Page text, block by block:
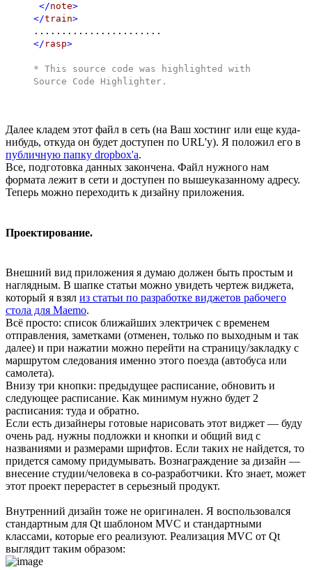
</note>
</train>
.......................
</ rasp>
* This source code was highlighted with
Source Code Highlighter .
Далее кладем этот файл в сеть (на Ваш хостинг или еще куда-
нибудь, откуда он будет доступен по URL'у). Я положил его в
публичную папку dropbox'a.
Все, подготовка данных закончена. Файл нужного нам
формата лежит в сети и доступен по вышеуказанному адресу.
Теперь можно переходить к дизайну приложения.
Проектирование.
Внешний вид приложения я думаю должен быть простым и
наглядным. В шапке статьи можно увидеть чертеж виджета,
который я взял из статьи по разработке виджетов рабочего
стола для Maemo.
Всё просто: список ближайших электричек с временем
отправления, заметками (отменен, только по выходным и так
далее) и при нажатии можно перейти на страницу/закладку с
маршрутом следования именно этого поезда (автобуса или
самолета).
Внизу три кнопки: предыдущее расписание, обновить и
следующее расписание. Как минимум нужно будет 2
расписания: туда и обратно.
Если есть дизайнеры готовые нарисовать этот виджет — буду
очень рад. нужны подложки и кнопки и общий вид с
названиями и размерами шрифтов. Если таких не найдется, то
придется самому придумывать. Вознаграждение за дизайн —
внесение студии/человека в со-разработчики. Кто знает, может
этот проект перерастет в серьезный продукт.
Внутренний дизайн тоже не оригинален. Я воспользовался
стандартным для Qt шаблоном MVC и стандартными
классами, которые его реализуют. Реализация MVC от Qt
выглядит таким образом: